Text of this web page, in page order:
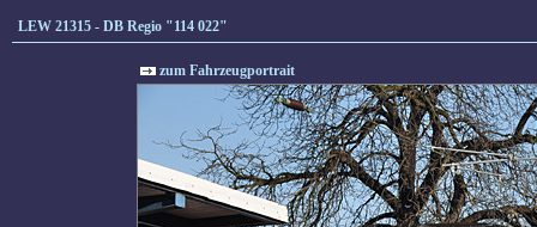
LEW 21315 - DB Regio "114 022"
zum Fahrzeugportrait